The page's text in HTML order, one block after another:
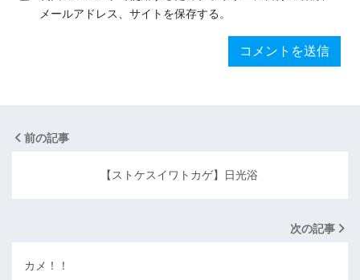
メールアドレス、サイトを保存する。
前の記事
【ストケスイワトカゲ】日光浴
次の記事
カメ！！